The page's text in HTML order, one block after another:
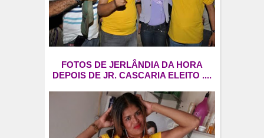
FOTOS DE JERLÂNDIA DA HORA
DEPOIS DE JR. CASCARIA ELEITO ....